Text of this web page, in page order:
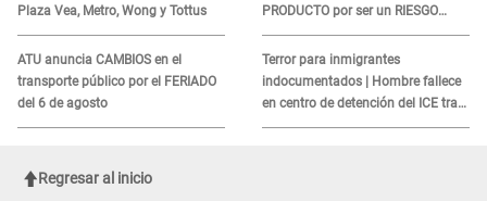
Plaza Vea, Metro, Wong y Tottus
ATU anuncia CAMBIOS en el
transporte público por el FERIADO
del 6 de agosto
PRODUCTO por ser un RIESGO
MORTAL para consumidores: ¿Cuál
es?
Terror para inmigrantes
indocumentados | Hombre fallece
en centro de detención del ICE tras
sufrir una "emergencia médica"
Regresar al inicio